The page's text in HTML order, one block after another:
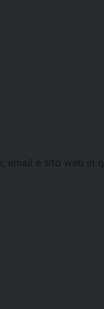
email e sito web in